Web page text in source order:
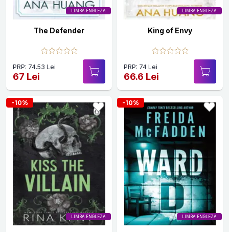
LIMBA ENGLEZA
The Defender
PRP: 74.53 Lei
67 Lei
LIMBA ENGLEZA
King of Envy
PRP: 74 Lei
66.6 Lei
LIMBA ENGLEZA
-10%
LIMBA ENGLEZA
-10%